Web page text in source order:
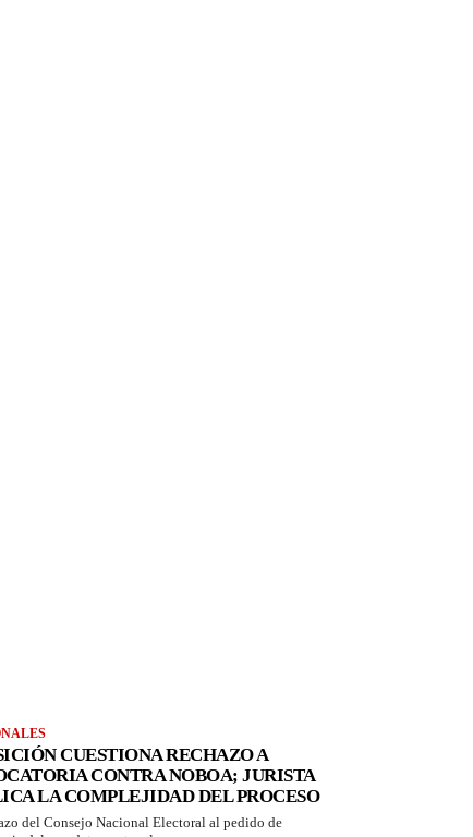
CUESTIONA RECHAZO A
CONTRA NOBOA; JURISTA
LA COMPLEJIDAD DEL PROCESO
del Consejo Nacional Electoral al pedido de